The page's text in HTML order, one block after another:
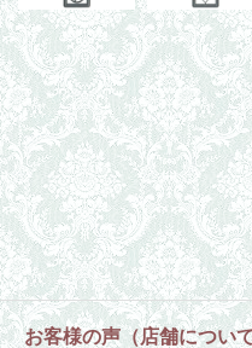
お客様の声（店舗につい